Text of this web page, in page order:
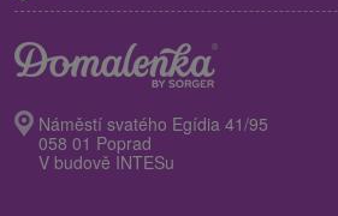
Náměstí svatého Egídia 41/95
058 01 Poprad
V budově INTESu